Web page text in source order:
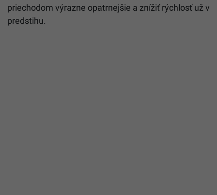
priechodom výrazne opatrnejšie a znížiť rýchlosť už v
predstihu.